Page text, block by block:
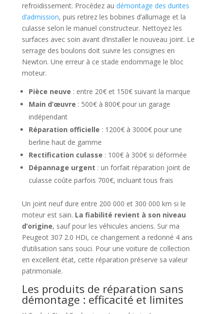
refroidissement. Procédez au démontage des durites
d’admission, puis retirez les bobines d’allumage et la
culasse selon le manuel constructeur. Nettoyez les
surfaces avec soin avant d’installer le nouveau joint. Le
serrage des boulons doit suivre les consignes en
Newton. Une erreur à ce stade endommage le bloc
moteur.
Pièce neuve : entre 20€ et 150€ suivant la marque
Main d’œuvre : 500€ à 800€ pour un garage
indépendant
Réparation officielle : 1200€ à 3000€ pour une
berline haut de gamme
Rectification culasse : 100€ à 300€ si déformée
Dépannage urgent : un forfait réparation joint de
culasse coûte parfois 700€, incluant tous frais
Un joint neuf dure entre 200 000 et 300 000 km si le
moteur est sain. La fiabilité revient à son niveau
d’origine, sauf pour les véhicules anciens. Sur ma
Peugeot 307 2.0 HDi, ce changement a redonné 4 ans
d’utilisation sans souci. Pour une voiture de collection
en excellent état, cette réparation préserve sa valeur
patrimoniale.
Les produits de réparation sans
démontage : efficacité et limites